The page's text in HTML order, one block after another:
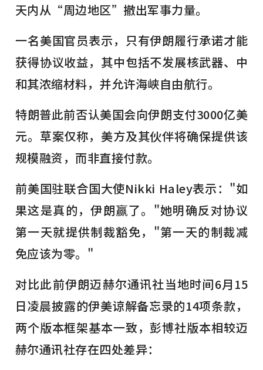
天内从“周边地区”撤出军事力量。
一名美国官员表示，只有伊朗履行承诺才能
获得协议收益，其中包括不发展核武器、中
和其浓缩材料，并允许海峡自由航行。
特朗普此前否认美国会向伊朗支付3000亿美
元。草案仅称，美方及其伙伴将确保提供该
规模融资，而非直接付款。
前美国驻联合国大使Nikki Haley表示："如
果这是真的，伊朗赢了。"她明确反对协议
第一天就提供制裁豁免，"第一天的制裁减
免应该为零。"
对比此前伊朗迈赫尔通讯社当地时间6月15
日凌晨披露的伊美谅解备忘录的14项条款，
两个版本框架基本一致，彭博社版本相较迈
赫尔通讯社存在四处差异：